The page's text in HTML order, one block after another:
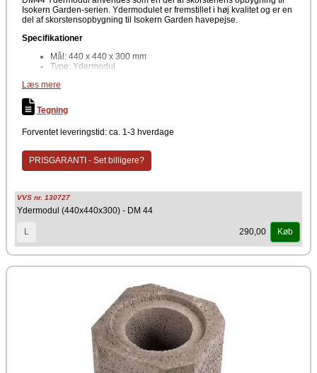
Isokern Garden-serien. Ydermodulet er fremstillet i høj kvalitet og er en
del af skorstensopbygning til Isokern Garden havepejse.
Specifikationer
Mål: 440 x 440 x 300 mm
Type: Ydermodul
Anvendelse: Skorstensopbygning til Isokern skorstensstem
Det er udviklet til udendørs brug og sikrer stabilitet, lang levetid og et
skorstenskonstruktion.
Producent
Schiedel Isokern
Læs mere
Tegning
Forventet leveringstid: ca. 1-3 hverdage
PRISGARANTI - Set billigere?
VVS nr. 130727
Ydermodul (440x440x300) - DM 44
L 290,00 Køb